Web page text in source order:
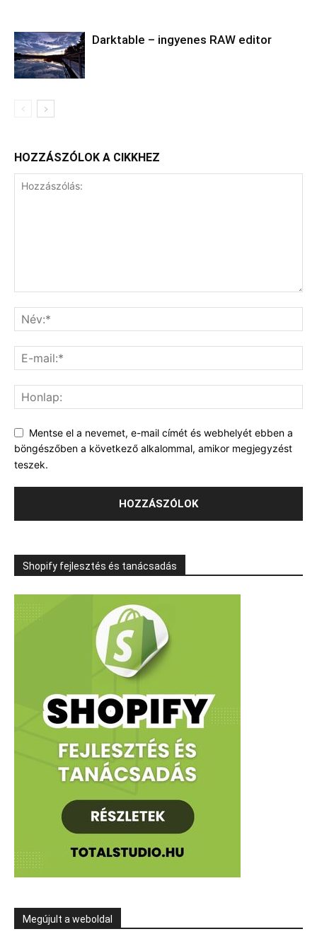
Darktable – ingyenes RAW editor
HOZZÁSZÓLOK A CIKKHEZ
Mentse el a nevemet, e-mail címét és webhelyét ebben a
böngészőben a következő alkalommal, amikor megjegyzést
teszek.
Shopify fejlesztés és tanácsadás
Megújult a weboldal